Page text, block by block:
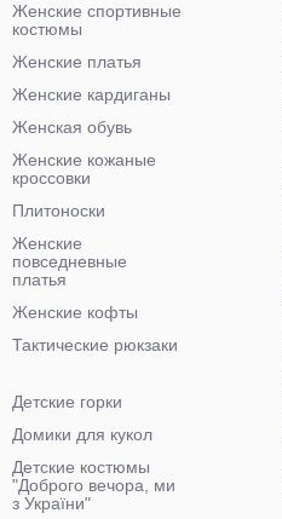
Женские спортивные
костюмы
Женские платья
Женские кардиганы
Женская обувь
Женские кожаные
кроссовки
Плитоноски
Женские
повседневные
платья
Женские кофты
Тактические рюкзаки
Детские горки
Домики для кукол
Детские костюмы
"Доброго вечора, ми
з України"